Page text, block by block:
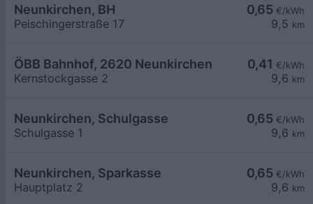
0,65 €/kWh
9,5 km
Neunkirchen, BH
Peischingerstraße 17
0,41 €/kWh
9,6 km
ÖBB Bahnhof, 2620 Neunkirchen
Kernstockgasse 2
0,65 €/kWh
9,6 km
Neunkirchen, Schulgasse
Schulgasse 1
0,65 €/kWh
9,6 km
Neunkirchen, Sparkasse
Hauptplatz 2